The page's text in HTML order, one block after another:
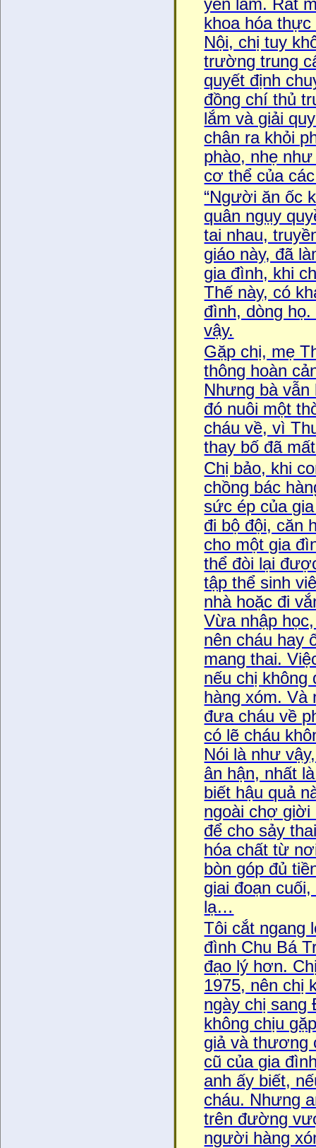
yên lắm. Rất
khoa hóa
Nội, chị tuy
trường trung
quyết định
đồng chí thủ
lắm và giải
chân ra khỏi
phào, nhẹ
cơ thể của
“Người ăn ốc
quân ngụy
tai nhau,
giáo này, đã
gia đình, khi
Thế này, có
đình, dòng
vậy.
Gặp chị, mẹ
thông hoàn
Nhưng bà vẫn
đó nuôi một
cháu về, vì
thay bố đã
Chị bảo, khi
chồng bác
sức ép của
đi bộ đội, căn
cho một gia
thể đòi lại
tập thể sinh
nhà hoặc đi
Vừa nhập
nên cháu hay
mang thai.
nếu chị
hàng xóm. Và
đưa cháu về
có lẽ cháu
Nói là như
ân hận, nhất
biết hậu quả
ngoài chợ giời
để cho sảy
hóa chất từ
bòn góp đủ
giai đoạn
lạ…
Tôi cắt ngang
đình Chu Bá
đạo lý hơn.
1975, nên chị
ngày chị sang
không chịu
giả và thương
cũ của gia
anh ấy biết,
cháu. Nhưng
trên đường
người hàng